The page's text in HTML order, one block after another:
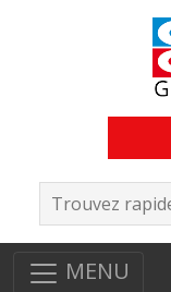
MENU